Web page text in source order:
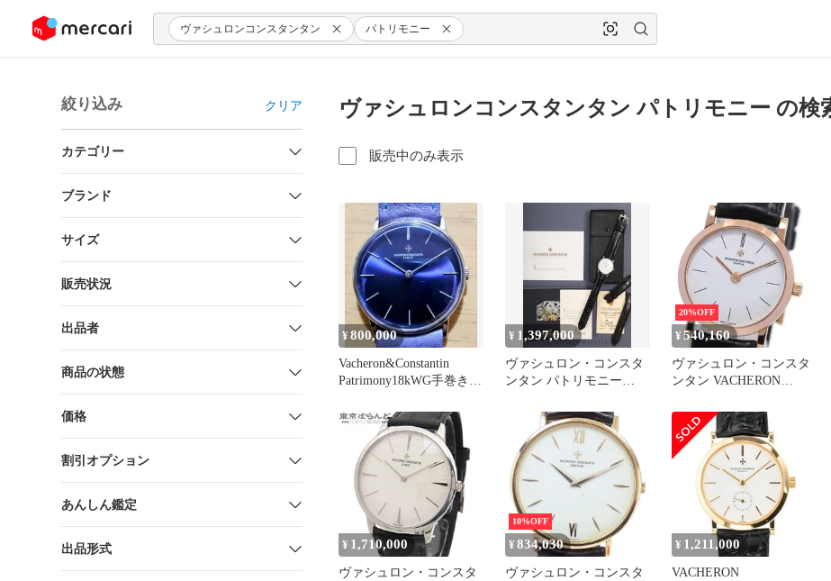
ツにスキップ ヴァシュロンコンスタンタン パトリモニー
絞り込み クリア
カテゴリー
ブランド
サイズ
販売状況
出品者
商品の状態
価格
割引オプション
あんしん鑑定
出品形式
ヴァシュロンコンスタンタン パトリモニー の検
販売中のみ表示
¥800,000
Vacheron&Constantin
Patrimony18kWG手巻き時
¥ 1,397,000
ヴァシュロン・コンスタ
ンタン パトリモニー
Cal.1003/2 750WG 革 純正
ピンバックル（750WG）
ホワイト文字盤 ケース
冊子 保証書（2006年）純
正レザーベルト付き オー
バーホール済み
20%OFF
¥ 540,160
ヴァシュロン・コンスタ
ンタン VACHERON
リモニー K18PG クォー
ツ レディース _848426
¥ 1,710,000
ヴァシュロン・コンスタ
10%OFF
¥ 834,030
ヴァシュロン・コンスタ
¥ 1,211,000
VACHERON